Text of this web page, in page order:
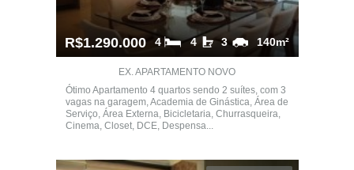
R$1.290.000 140m²
3
4
4
EX. APARTAMENTO NOVO
Ótimo Apartamento 4 quartos sendo 2 suítes, com 3
vagas na garagem, Academia de Ginástica, Área de
Serviço, Área Externa, Bicicletaria, Churrasqueira,
Cinema, Closet, DCE, Despensa...